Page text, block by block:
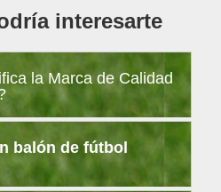
interesarte
la Marca de Calidad
balón de fútbol